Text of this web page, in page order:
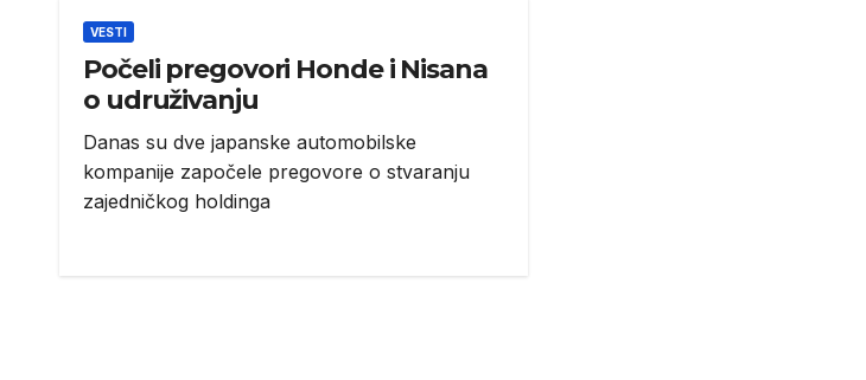
VESTI
Počeli pregovori Honde i Nisana
o udruživanju
Danas su dve japanske automobilske
kompanije započele pregovore o stvaranju
zajedničkog holdinga